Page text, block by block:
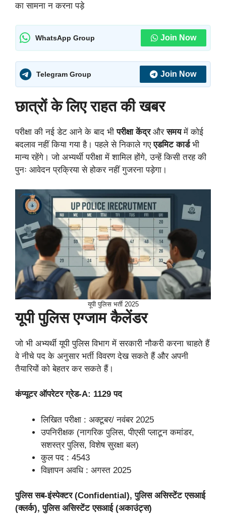
का सामना न करना पड़े
WhatsApp Group Join Now
Telegram Group Join Now
छात्रों के लिए राहत की खबर
परीक्षा की नई डेट आने के बाद भीपरीक्षा केंद्रऔरसमयमें कोई
बदलाव नहीं किया गया है। पहले से निकाले गएएडमिट कार्डभी
मान्य रहेंगे। जो अभ्यर्थी परीक्षा में शामिल होंगे, उन्हें किसी तरह की
पुनः आवेदन प्रक्रिया से होकर नहीं गुजरना पड़ेगा।
यूपी पुलिस भर्ती 2025
यूपी पुलिस एग्जाम कैलेंडर
जो भी अभ्यर्थी यूपी पुलिस विभाग में सरकारी नौकरी करना चाहते हैं
वे नीचे पद के अनुसार भर्ती विवरण देख सकते हैं और अपनी
तैयारियों को बेहतर कर सकते हैं।
कंप्यूटर ऑपरेटर ग्रेड-A: 1129 पद
लिखित परीक्षा : अक्टूबर/ नवंबर 2025
उपनिरीक्षक (नागरिक पुलिस, पीएसी प्लाटून कमांडर,
सशस्त्र पुलिस, विशेष सुरक्षा बल)
कुल पद : 4543
विज्ञापन अवधि : अगस्त 2025
पुलिस सब-इंस्पेक्टर (Confidential), पुलिस असिस्टेंट एसआई
(क्लर्क), पुलिस असिस्टेंट एसआई (अकाउंट्स)